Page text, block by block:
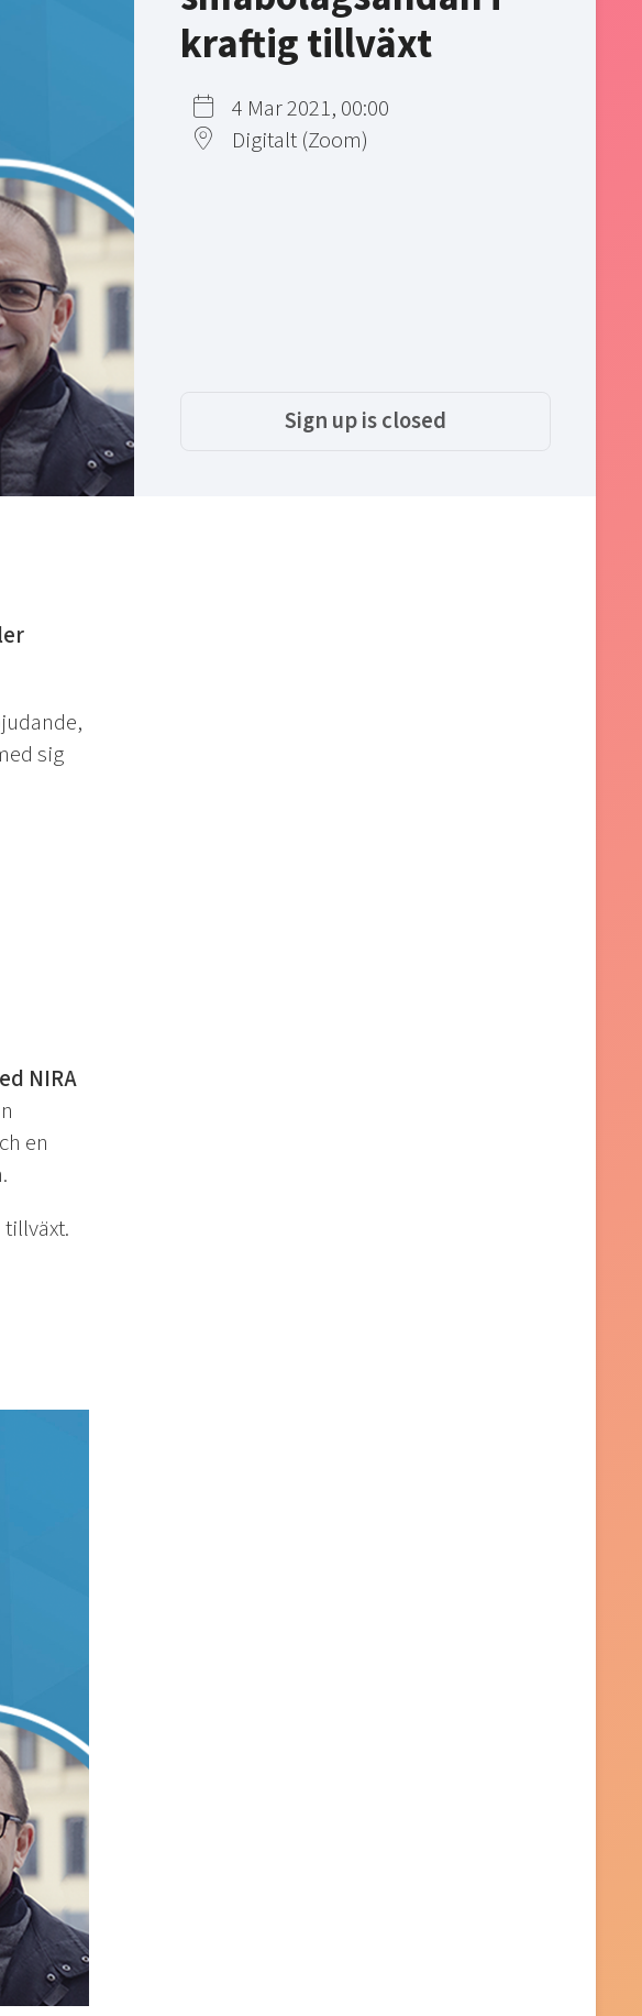
kraftig tillväxt
4 Mar 2021, 00:00
Digitalt (Zoom)
Sign up is closed
sig
NIRA
en